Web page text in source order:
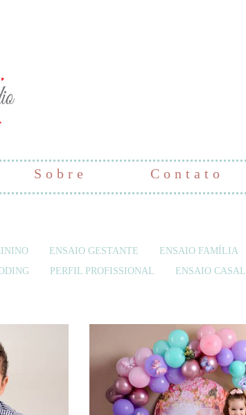
Sobre Contato
ENSAIO GESTANTE ENSAIO FAMÍLIA
PERFIL PROFISSIONAL ENSAIO CASAL